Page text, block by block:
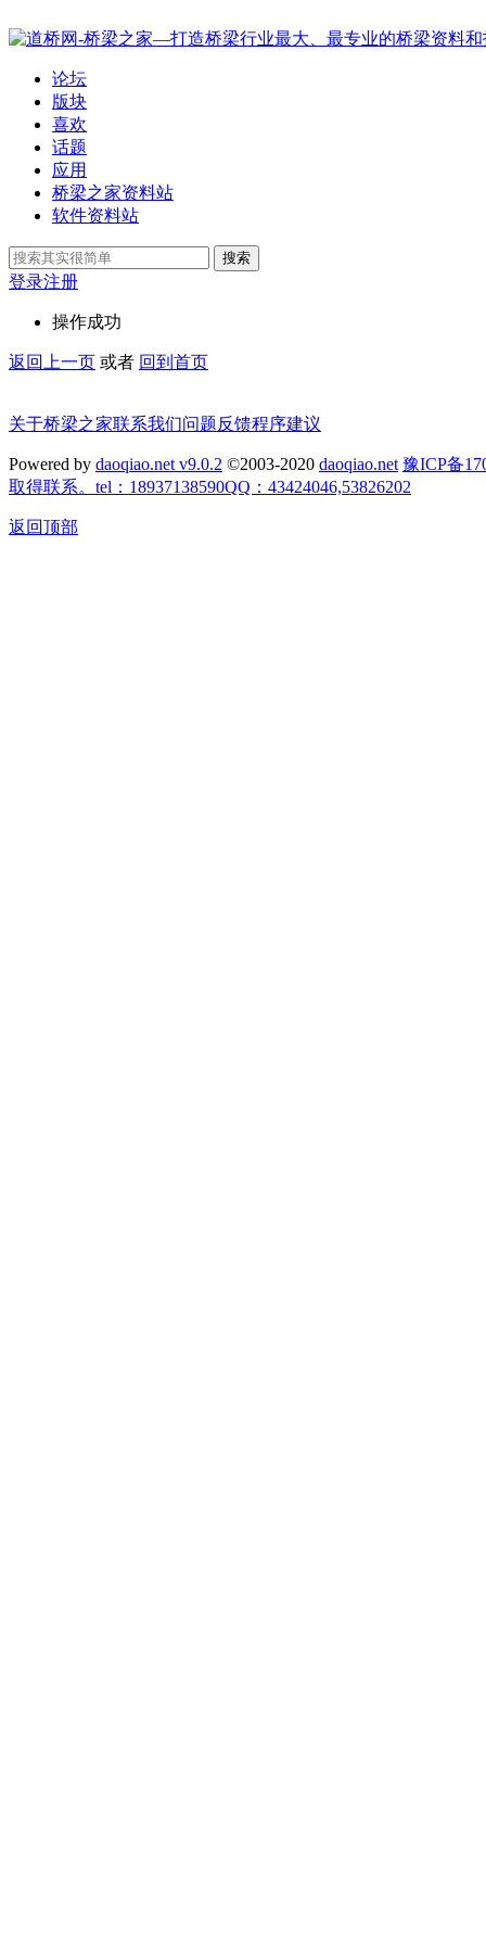
论坛
版块
喜欢
话题
应用
桥梁之家资料站
软件资料站
搜索
登录注册
操作成功
返回上一页 或者 回到首页
关于桥梁之家联系我们问题反馈程序建议
Powered by daoqiao.net v9.0.2 ©2003-2020 daoqiao.net 豫ICP备
取得联系。tel：18937138590QQ：43424046,53826202
返回顶部